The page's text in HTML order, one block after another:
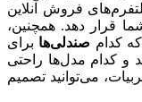
فروش آنلاین
قرار دهد. همچنین،
کدام صندلی‌ها برای
و کدام مدل‌ها راحتی
می‌توانید تصمیم